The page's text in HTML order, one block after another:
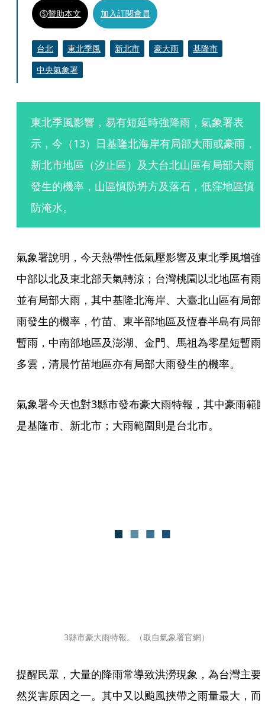
贊助本文 加入訂閱會員
台北 東北季風 新北市 豪大雨
基隆市
中央氣象署
東北季風影響，易有短延時強降雨，氣象署表
示，今（13）日基隆北海岸有局部大雨或豪雨，
新北市地區（汐止區）及大台北山區有局部大雨
發生的機率，山區慎防坍方及落石，低窪地區慎
防淹水。
氣象署說明，今天熱帶性低氣壓影響及東北季風增強
中部以北及東北部天氣轉涼；台灣桃園以北地區有雨
並有局部大雨，其中基隆北海岸、大臺北山區有局部
雨發生的機率，竹苗、東半部地區及恆春半島有局部
暫雨，中南部地區及澎湖、金門、馬祖為零星短暫雨
多雲，清晨竹苗地區亦有局部大雨發生的機率。
氣象署今天也對3縣市發布豪大雨特報，其中豪雨範
是基隆市、新北市；大雨範圍則是台北市。
3縣市豪大雨特報。（取自氣象署官網）
提醒民眾，大量的降雨常導致洪澇現象，為台灣主要
然災害原因之一。其中又以颱風挾帶之雨量最大，而